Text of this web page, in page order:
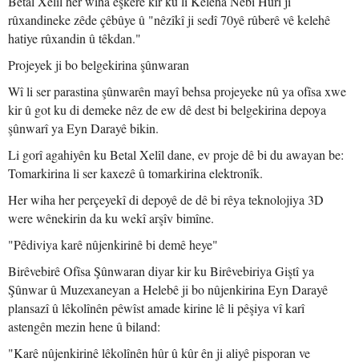
rûxandineke zêde çêbûye û "nêzîkî ji sedî 70yê rûberê vê kelehê
hatiye rûxandin û têkdan."
Projeyek ji bo belgekirina şûnwaran
Wî li ser parastina şûnwarên mayî behsa projeyeke nû ya ofîsa xwe
kir û got ku di demeke nêz de ew dê dest bi belgekirina depoya
şûnwarî ya Eyn Darayê bikin.
Li gorî agahiyên ku Betal Xelîl dane, ev proje dê bi du awayan be:
Tomarkirina li ser kaxezê û tomarkirina elektronîk.
Her wiha her perçeyekî di depoyê de dê bi rêya teknolojiya 3D
were wênekirin da ku wekî arşîv bimîne.
"Pêdiviya karê nûjenkirinê bi demê heye"
Birêvebirê Ofîsa Şûnwaran diyar kir ku Birêvebiriya Giştî ya
Şûnwar û Muzexaneyan a Helebê ji bo nûjenkirina Eyn Darayê
plansazî û lêkolînên pêwîst amade kirine lê li pêşiya vî karî
astengên mezin hene û biland:
"Karê nûjenkirinê lêkolînên hûr û kûr ên ji aliyê pisporan ve